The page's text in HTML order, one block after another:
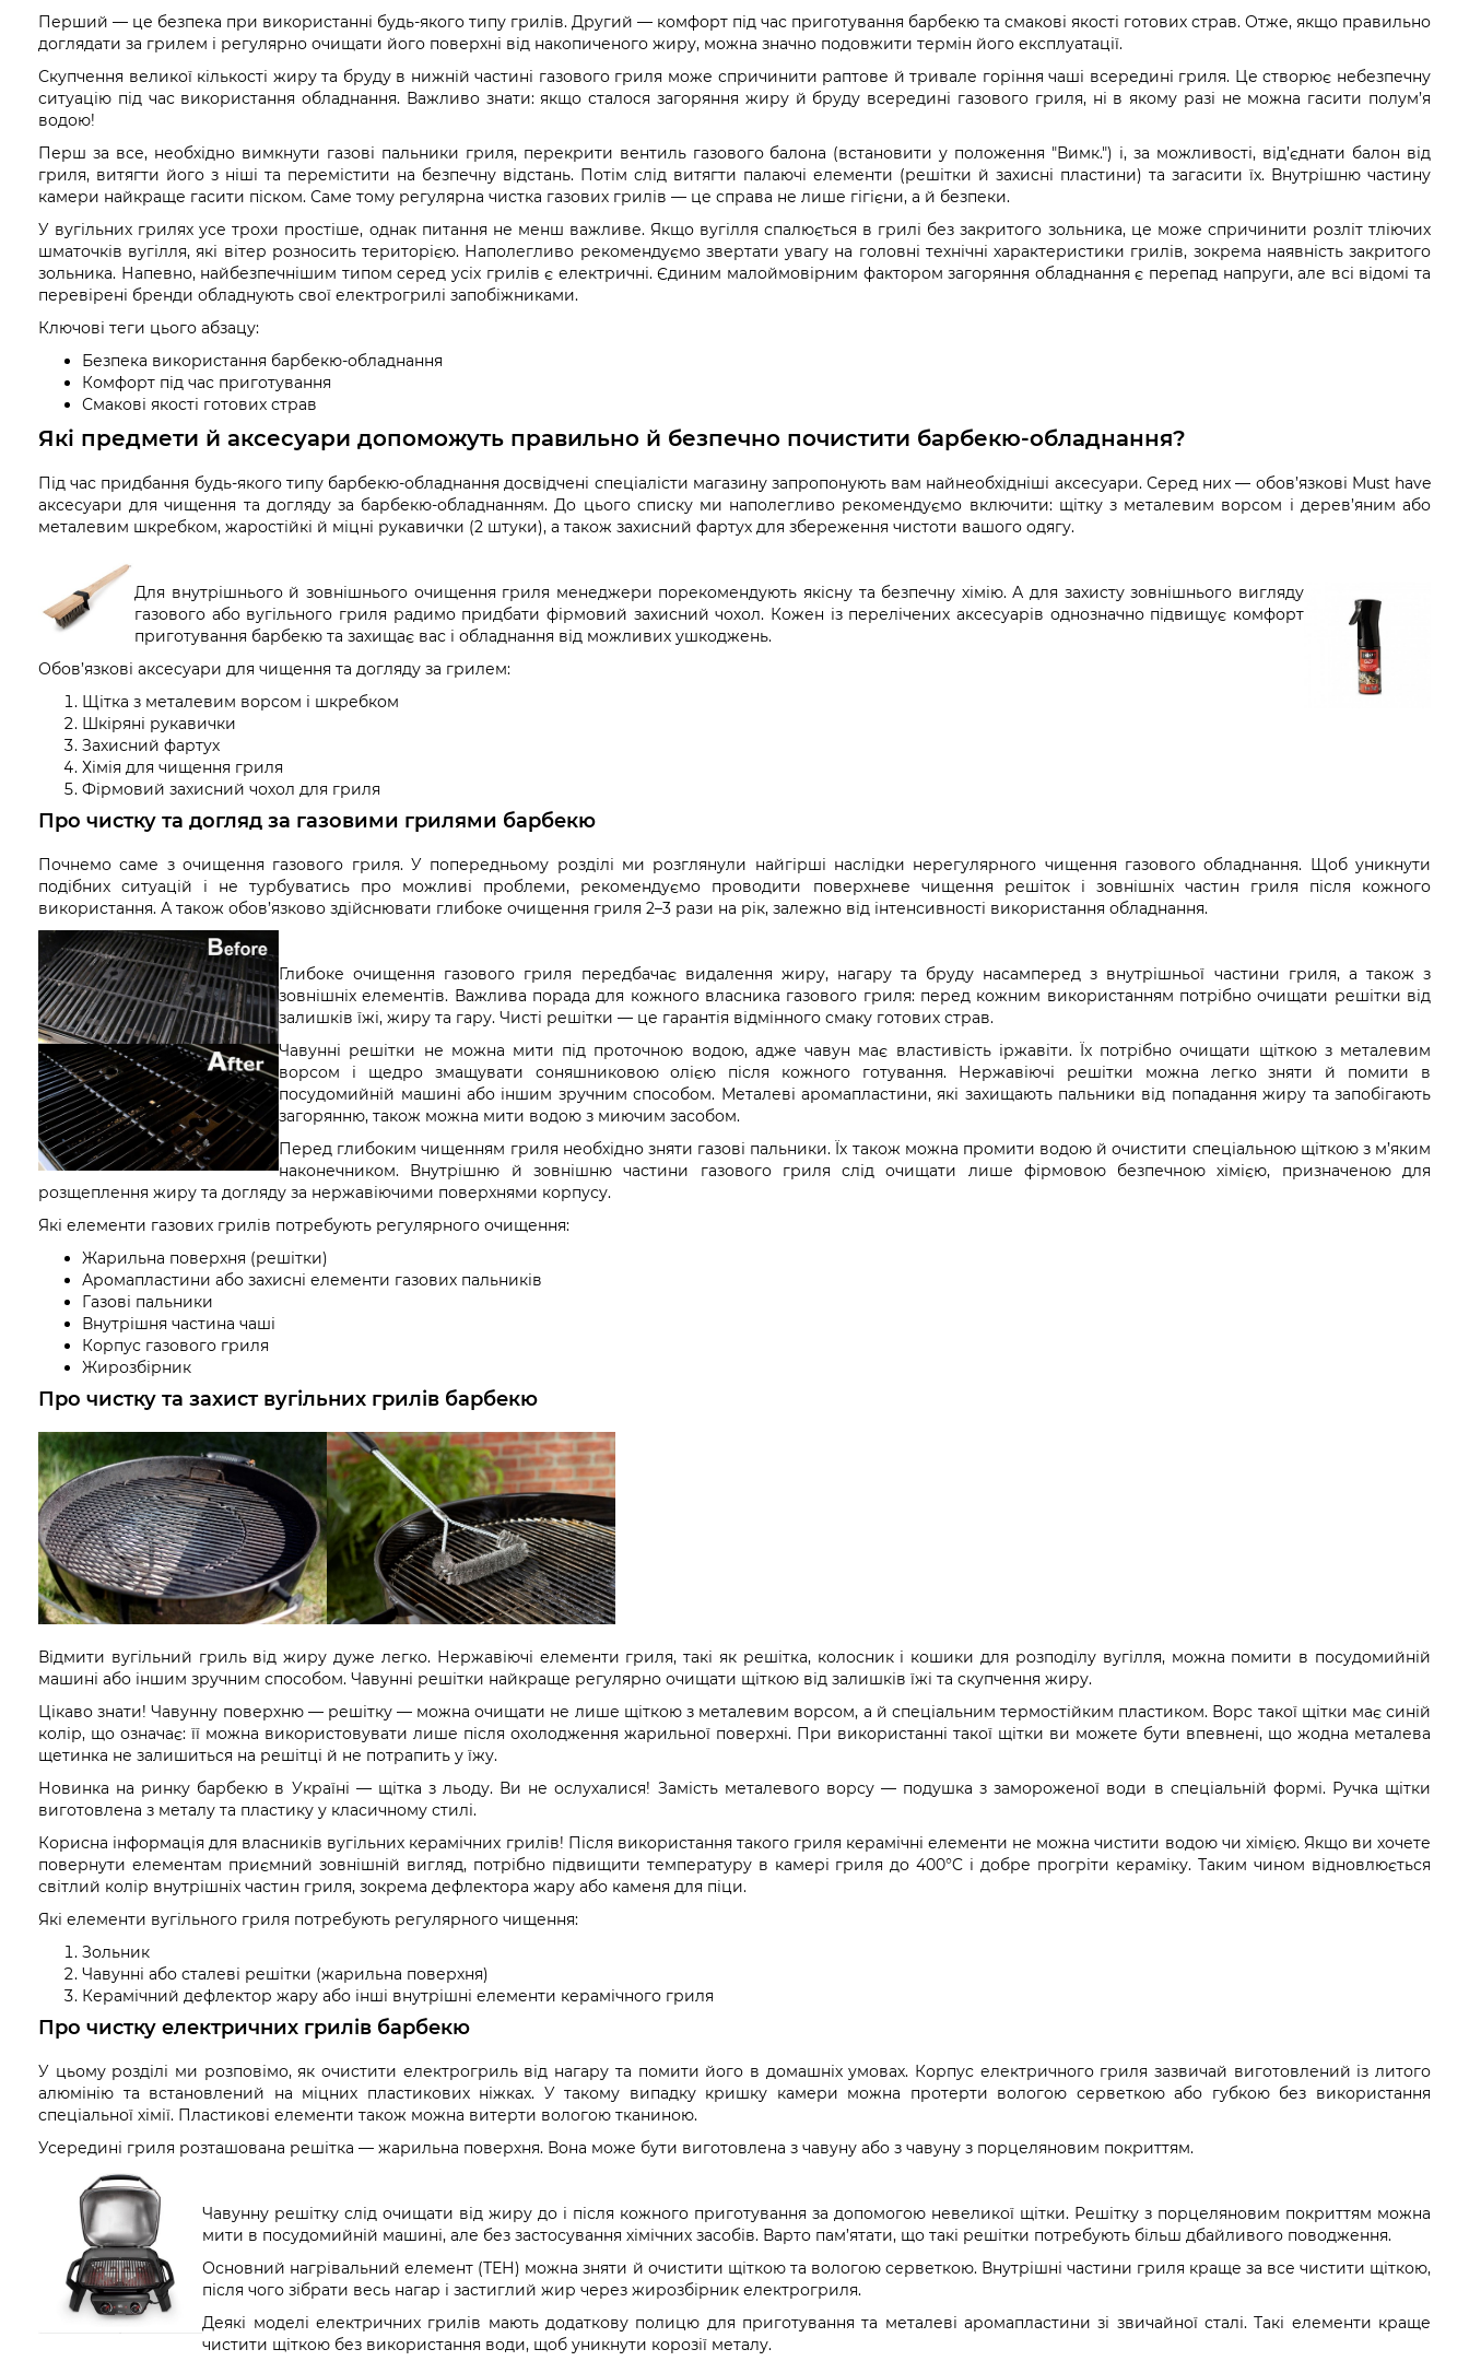
Перший — це безпека при використанні будь-якого типу грилів. Другий — комфорт під час приготування барбекю та смакові якості готових страв. Отже, якщо правильно
доглядати за грилем і регулярно очищати його поверхні від накопиченого жиру, можна значно подовжити термін його експлуатації.
Скупчення великої кількості жиру та бруду в нижній частині газового гриля може спричинити раптове й тривале горіння чаші всередині гриля. Це створює небезпечну
ситуацію під час використання обладнання. Важливо знати: якщо сталося загоряння жиру й бруду всередині газового гриля, ні в якому разі не можна гасити полум’я
водою!
Перш за все, необхідно вимкнути газові пальники гриля, перекрити вентиль газового балона (встановити у положення "Вимк.") і, за можливості, від’єднати балон від
гриля, витягти його з ніші та перемістити на безпечну відстань. Потім слід витягти палаючі елементи (решітки й захисні пластини) та загасити їх. Внутрішню частину
камери найкраще гасити піском. Саме тому регулярна чистка газових грилів — це справа не лише гігієни, а й безпеки.
У вугільних грилях усе трохи простіше, однак питання не менш важливе. Якщо вугілля спалюється в грилі без закритого зольника, це може спричинити розліт тліючих
шматочків вугілля, які вітер розносить територією. Наполегливо рекомендуємо звертати увагу на головні технічні характеристики грилів, зокрема наявність закритого
зольника. Напевно, найбезпечнішим типом серед усіх грилів є електричні. Єдиним малоймовірним фактором загоряння обладнання є перепад напруги, але всі відомі та
перевірені бренди обладнують свої електрогрилі запобіжниками.
Ключові теги цього абзацу:
Безпека використання барбекю-обладнання
Комфорт під час приготування
Смакові якості готових страв
Які предмети й аксесуари допоможуть правильно й безпечно почистити барбекю-обладнання?
Під час придбання будь-якого типу барбекю-обладнання досвідчені спеціалісти магазину запропонують вам найнеобхідніші аксесуари. Серед них — обов’язкові Must have
аксесуари для чищення та догляду за барбекю-обладнанням. До цього списку ми наполегливо рекомендуємо включити: щітку з металевим ворсом і дерев’яним або
металевим шкребком, жаростійкі й міцні рукавички (2 штуки), а також захисний фартух для збереження чистоти вашого одягу.
Для внутрішнього й зовнішнього очищення гриля менеджери порекомендують якісну та безпечну хімію. А для захисту зовнішнього вигляду
газового або вугільного гриля радимо придбати фірмовий захисний чохол. Кожен із перелічених аксесуарів однозначно підвищує комфорт
приготування барбекю та захищає вас і обладнання від можливих ушкоджень.
Обов’язкові аксесуари для чищення та догляду за грилем:
Щітка з металевим ворсом і шкребком
Шкіряні рукавички
Захисний фартух
Хімія для чищення гриля
Фірмовий захисний чохол для гриля
Про чистку та догляд за газовими грилями барбекю
Почнемо саме з очищення газового гриля. У попередньому розділі ми розглянули найгірші наслідки нерегулярного чищення газового обладнання. Щоб уникнути
подібних ситуацій і не турбуватись про можливі проблеми, рекомендуємо проводити поверхневе чищення решіток і зовнішніх частин гриля після кожного
використання. А також обов’язково здійснювати глибоке очищення гриля 2–3 рази на рік, залежно від інтенсивності використання обладнання.
Глибоке очищення газового гриля передбачає видалення жиру, нагару та бруду насамперед з внутрішньої частини гриля, а також з
зовнішніх елементів. Важлива порада для кожного власника газового гриля: перед кожним використанням потрібно очищати решітки від
залишків їжі, жиру та гару. Чисті решітки — це гарантія відмінного смаку готових страв.
Чавунні решітки не можна мити під проточною водою, адже чавун має властивість іржавіти. Їх потрібно очищати щіткою з металевим
ворсом і щедро змащувати соняшниковою олією після кожного готування. Нержавіючі решітки можна легко зняти й помити в
посудомийній машині або іншим зручним способом. Металеві аромапластини, які захищають пальники від попадання жиру та запобігають
загорянню, також можна мити водою з миючим засобом.
Перед глибоким чищенням гриля необхідно зняти газові пальники. Їх також можна промити водою й очистити спеціальною щіткою з м’яким
наконечником. Внутрішню й зовнішню частини газового гриля слід очищати лише фірмовою безпечною хімією, призначеною для
розщеплення жиру та догляду за нержавіючими поверхнями корпусу.
Які елементи газових грилів потребують регулярного очищення:
Жарильна поверхня (решітки)
Аромапластини або захисні елементи газових пальників
Газові пальники
Внутрішня частина чаші
Корпус газового гриля
Жирозбірник
Про чистку та захист вугільних грилів барбекю
Відмити вугільний гриль від жиру дуже легко. Нержавіючі елементи гриля, такі як решітка, колосник і кошики для розподілу вугілля, можна помити в посудомийній
машині або іншим зручним способом. Чавунні решітки найкраще регулярно очищати щіткою від залишків їжі та скупчення жиру.
Цікаво знати! Чавунну поверхню — решітку — можна очищати не лише щіткою з металевим ворсом, а й спеціальним термостійким пластиком. Ворс такої щітки має синій
колір, що означає: її можна використовувати лише після охолодження жарильної поверхні. При використанні такої щітки ви можете бути впевнені, що жодна металева
щетинка не залишиться на решітці й не потрапить у їжу.
Новинка на ринку барбекю в Україні — щітка з льоду. Ви не ослухалися! Замість металевого ворсу — подушка з замороженої води в спеціальній формі. Ручка щітки
виготовлена з металу та пластику у класичному стилі.
Корисна інформація для власників вугільних керамічних грилів! Після використання такого гриля керамічні елементи не можна чистити водою чи хімією. Якщо ви хочете
повернути елементам приємний зовнішній вигляд, потрібно підвищити температуру в камері гриля до 400°C і добре прогріти кераміку. Таким чином відновлюється
світлий колір внутрішніх частин гриля, зокрема дефлектора жару або каменя для піци.
Які елементи вугільного гриля потребують регулярного чищення:
Зольник
Чавунні або сталеві решітки (жарильна поверхня)
Керамічний дефлектор жару або інші внутрішні елементи керамічного гриля
Про чистку електричних грилів барбекю
У цьому розділі ми розповімо, як очистити електрогриль від нагару та помити його в домашніх умовах. Корпус електричного гриля зазвичай виготовлений із литого
алюмінію та встановлений на міцних пластикових ніжках. У такому випадку кришку камери можна протерти вологою серветкою або губкою без використання
спеціальної хімії. Пластикові елементи також можна витерти вологою тканиною.
Усередині гриля розташована решітка — жарильна поверхня. Вона може бути виготовлена з чавуну або з чавуну з порцеляновим покриттям.
Чавунну решітку слід очищати від жиру до і після кожного приготування за допомогою невеликої щітки. Решітку з порцеляновим покриттям можна
мити в посудомийній машині, але без застосування хімічних засобів. Варто пам’ятати, що такі решітки потребують більш дбайливого поводження.
Основний нагрівальний елемент (ТЕН) можна зняти й очистити щіткою та вологою серветкою. Внутрішні частини гриля краще за все чистити щіткою,
після чого зібрати весь нагар і застиглий жир через жирозбірник електрогриля.
Деякі моделі електричних грилів мають додаткову полицю для приготування та металеві аромапластини зі звичайної сталі. Такі елементи краще
чистити щіткою без використання води, щоб уникнути корозії металу.